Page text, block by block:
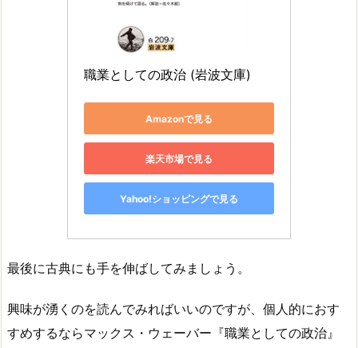
職業としての政治 (岩波文庫)
Amazonで見る
楽天市場で見る
Yahoo!ショッピングで見る
最後に古典にも手を伸ばしてみましょう。
興味が湧くのを読んでみればいいのですが、個人的におす
すめするならマックス・ウェーバー『職業としての政治』